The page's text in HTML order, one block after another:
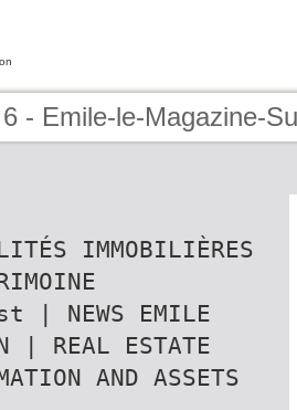
- Emile-le-Magazine-
IMMOBILIÈRES
| NEWS EMILE
| REAL ESTATE
AND ASSETS